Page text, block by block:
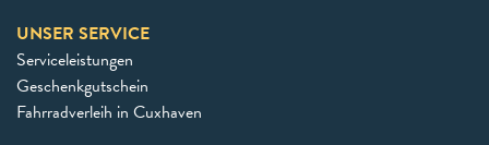
UNSER SERVICE
Serviceleistungen
Geschenkgutschein
Fahrradverleih in Cuxhaven